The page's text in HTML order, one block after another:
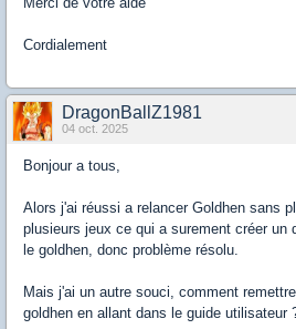
Cordialement
DragonBallZ1981
04 oct. 2025
Bonjour a tous,
Alors j'ai réussi a relancer Goldhen sans
plusieurs jeux ce qui a surement créer un
le goldhen, donc problème résolu.
Mais j'ai un autre souci, comment
goldhen en allant dans le guide utilisateur